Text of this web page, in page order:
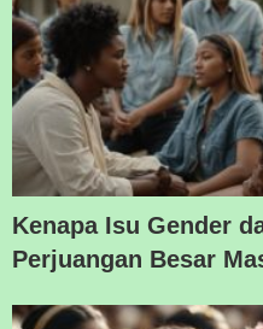
Kenapa Isu Gender
Perjuangan Besar